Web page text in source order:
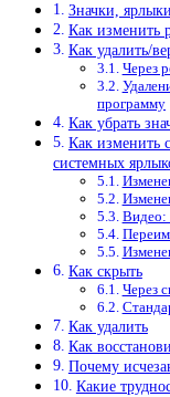
Значки,
Как изменить
Как удалить/
Через
программу
Как убрать
Как изменить
системных
Видео:
Как скрыть
Через
Как удалить
Как
Почему
Какие